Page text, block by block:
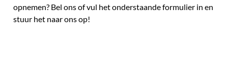
opnemen? Bel ons of vul het onderstaande formulier in en
stuur het naar ons op!